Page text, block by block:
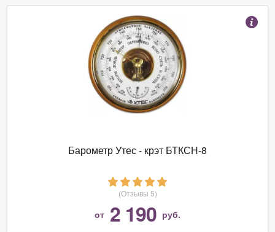
Барометр Утес - крэт БТКСН-8
(Отзывы 5)
от 2 190 руб.